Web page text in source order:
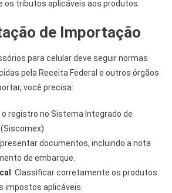
os tributos aplicáveis aos produtos.
de Importação
para celular deve seguir normas
pela Receita Federal e outros órgãos
você precisa:
o registro no Sistema Integrado de
documentos, incluindo a nota
de embarque.
: Classificar corretamente os produtos
impostos aplicáveis.